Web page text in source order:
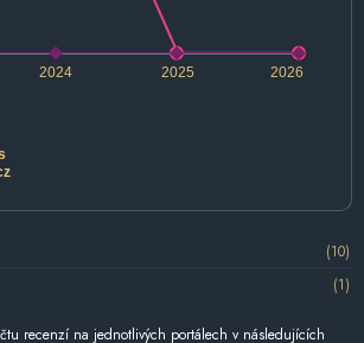
2024 2026
2025
(10)
(1)
recenzí na jednotlivých portálech v následujících